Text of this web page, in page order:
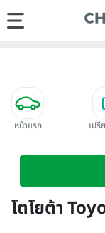
หน้าแรก เปรี
โตโยต้า